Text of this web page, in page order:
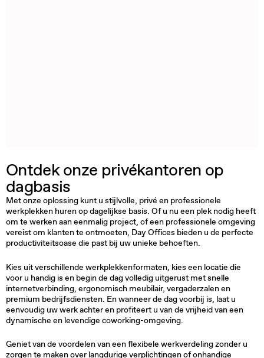
Ontdek onze privékantoren op
dagbasis
Met onze oplossing kunt u stijlvolle, privé en professionele
werkplekken huren op dagelijkse basis. Of u nu een plek nodig heeft
om te werken aan eenmalig project, of een professionele omgeving
vereist om klanten te ontmoeten, Day Offices bieden u de perfecte
productiviteitsoase die past bij uw unieke behoeften.
Kies uit verschillende werkplekkenformaten, kies een locatie die
voor u handig is en begin de dag volledig uitgerust met snelle
internetverbinding, ergonomisch meubilair, vergaderzalen en
premium bedrijfsdiensten. En wanneer de dag voorbij is, laat u
eenvoudig uw werk achter en profiteert u van de vrijheid van een
dynamische en levendige coworking-omgeving.
Geniet van de voordelen van een flexibele werkverdeling zonder u
zorgen te maken over langdurige verplichtingen of onhandige